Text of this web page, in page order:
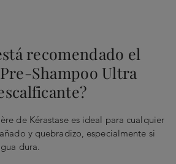
recomendado el
Shampoo Ultra
de Kérastase es ideal para cualquier
y quebradizo, especialmente si
dura.